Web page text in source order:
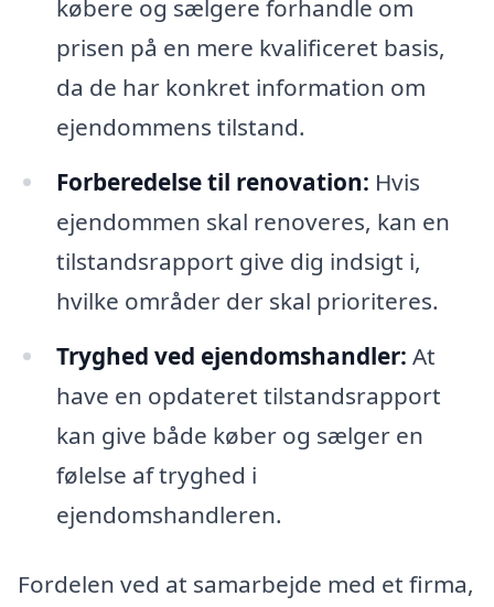
købere og sælgere forhandle om
prisen på en mere kvalificeret basis,
da de har konkret information om
ejendommens tilstand.
Forberedelse til renovation: Hvis
ejendommen skal renoveres, kan en
tilstandsrapport give dig indsigt i,
hvilke områder der skal prioriteres.
Tryghed ved ejendomshandler: At
have en opdateret tilstandsrapport
kan give både køber og sælger en
følelse af tryghed i
ejendomshandleren.
Fordelen ved at samarbejde med et firma,